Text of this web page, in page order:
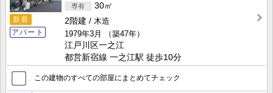
新着
アパート
30㎡
2階建
木造
1979年3月
（築47年）
江戸川区一之江
都営新宿線 一之江駅 徒歩10分
この建物のすべての部屋にまとめてチェック